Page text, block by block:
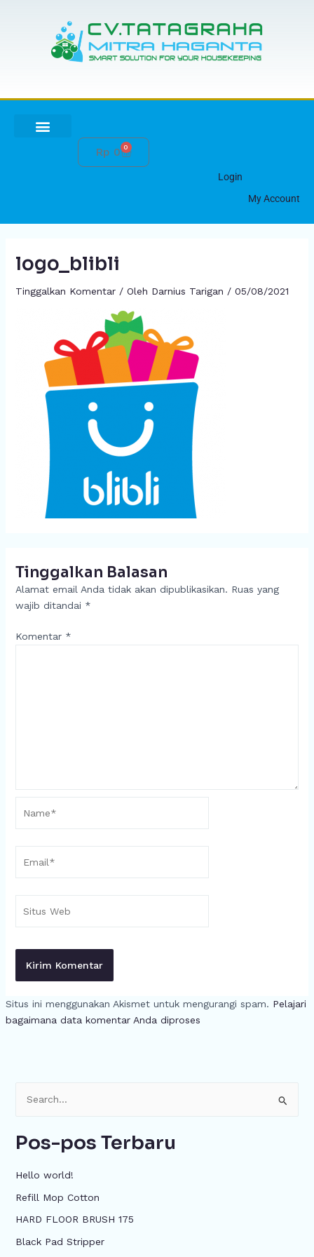
Rp 0 0
Cart
Login
My Account
logo_blibli
Tinggalkan Komentar / Oleh Darnius Tarigan / 05/08/2021
Tinggalkan Balasan
Alamat email Anda tidak akan dipublikasikan. Ruas yang
wajib ditandai *
Komentar *
Web
Situs ini menggunakan Akismet untuk mengurangi spam. Pelajari
bagaimana data komentar Anda diproses
u
n
t
u
Pos-pos Terbaru
Hello world!
Refill Mop Cotton
HARD FLOOR BRUSH 175
Black Pad Stripper